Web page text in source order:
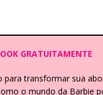
GRATUITAMENTE
para transformar sua
o mundo da Barbie